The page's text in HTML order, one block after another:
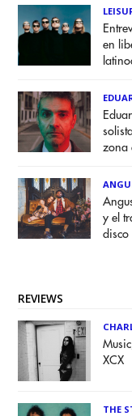
en
zona
y el
disco
REVIEWS
XCX
THE